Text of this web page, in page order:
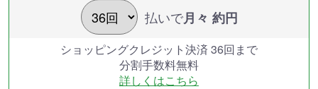
払いで月々 約円
ショッピングクレジット決済 36回まで
分割手数料無料
詳しくはこちら